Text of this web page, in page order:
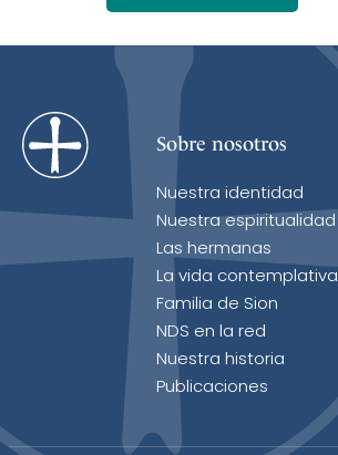
Sobre nosotros
Nuestra identidad
Nuestra espiritualidad
Las hermanas
La vida contemplativa
Familia de Sion
NDS en la red
Nuestra historia
Publicaciones